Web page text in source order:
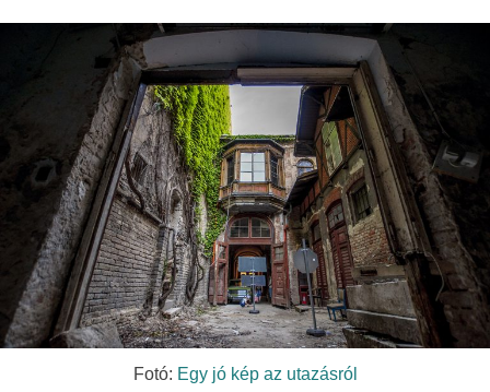
Fotó: Egy jó kép az utazásról